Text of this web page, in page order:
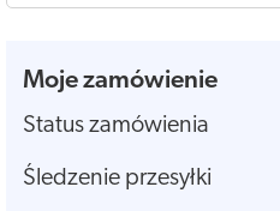
Moje zamówienie
Status zamówienia
Śledzenie przesyłki